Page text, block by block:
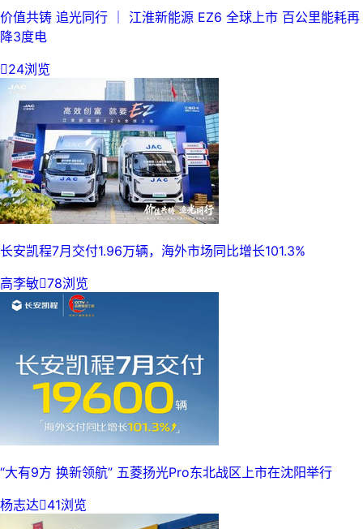
价值共铸 追光同行 ｜ 江淮新能源 EZ6 全球上市 百公里能耗再
降3度电
24浏览
长安凯程7月交付1.96万辆，海外市场同比增长101.3%
高李敏78浏览
“大有9方 换新领航” 五菱扬光Pro东北战区上市在沈阳举行
杨志达41浏览